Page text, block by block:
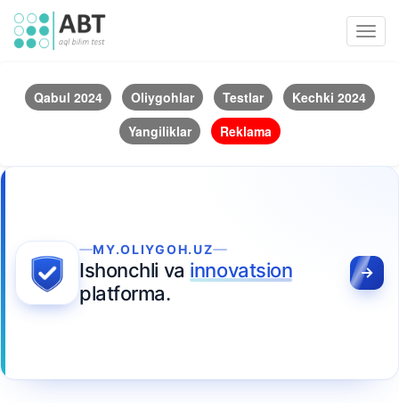
Qabul 2024 Oliygohlar Testlar
Kechki 2024
Yangiliklar
Reklama
MY.OLIYGOH.UZ
Ishonchli va innovatsion
platforma.